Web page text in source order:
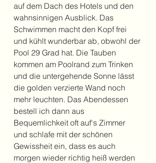
auf dem Dach des Hotels und den
wahnsinnigen Ausblick. Das
Schwimmen macht den Kopf frei
und kühlt wunderbar ab, obwohl der
Pool 29 Grad hat. Die Tauben
kommen am Poolrand zum Trinken
und die untergehende Sonne lässt
die golden verzierte Wand noch
mehr leuchten. Das Abendessen
bestell ich dann aus
Bequemlichkeit oft auf‘s Zimmer
und schlafe mit der schönen
Gewissheit ein, dass es auch
morgen wieder richtig heiß werden